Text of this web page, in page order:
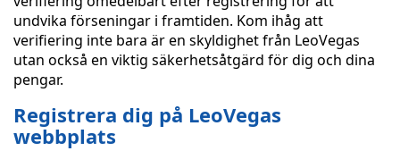
undvika förseningar i framtiden. Kom ihåg att
verifiering inte bara är en skyldighet från LeoVegas
utan också en viktig säkerhetsåtgärd för dig och dina
pengar.
Registrera dig på LeoVegas
webbplats